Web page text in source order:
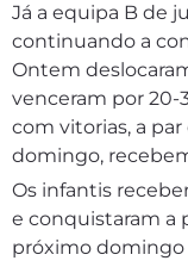
Já a equipa B de
continuando a
Ontem
venceram por 20-
com vitorias, a
domingo,
Os infantis
e conquistaram a
próximo domingo